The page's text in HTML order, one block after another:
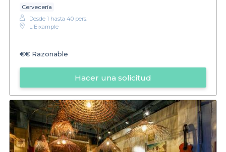
Cervecería
Desde 1 hasta 40 pers.
L'Eixample
€€ Razonable
Hacer una solicitud